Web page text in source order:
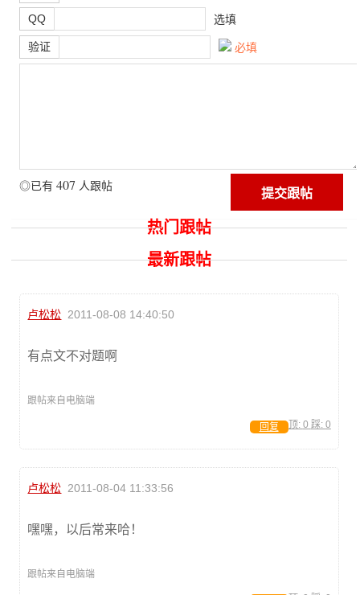
QQ 选填
验证 必填
◎已有 407 人跟帖
热门跟帖
最新跟帖
卢松松 2011-08-08 14:40:50
有点文不对题啊
跟帖来自电脑端
顶: 0 踩: 0
回复
卢松松 2011-08-04 11:33:56
嘿嘿，以后常来哈！
跟帖来自电脑端